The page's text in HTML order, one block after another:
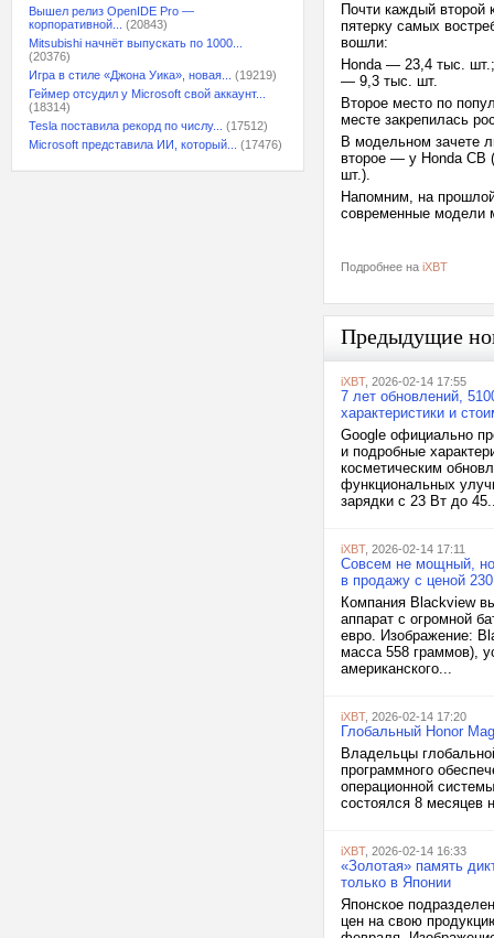
Вышел релиз OpenIDE Pro —
корпоративной...
(20843)
Mitsubishi начнёт выпускать по 1000...
(20376)
Игра в стиле «Джона Уика», новая...
(19219)
Геймер отсудил у Microsoft свой аккаунт...
(18314)
Tesla поставила рекорд по числу...
(17512)
Microsoft представила ИИ, который...
(17476)
Почти каждый второй
пятерку самых
вошли:
Honda — 23,4 тыс.
— 9,3 тыс. шт.
Второе место по
месте закрепилась
В модельном зачете
второе — у Honda CB
шт.).
Напомним, на
современные модели
Подробнее на iXBT
Предыдущие
iXBT, 2026-02-14 17:55
7 лет обновлений,
характеристики и
Google официально
и подробные
косметическим
функциональных
зарядки с 23 Вт до
iXBT, 2026-02-14 17:11
Совсем не мощный,
в продажу с ценой
Компания Blackview
аппарат с огромной
евро. Изображение:
масса 558 граммов),
американского...
iXBT, 2026-02-14 17:20
Глобальный Honor
Владельцы
программного
операционной
состоялся 8 месяцев
iXBT, 2026-02-14 16:33
«Золотая» память
только в Японии
Японское
цен на свою